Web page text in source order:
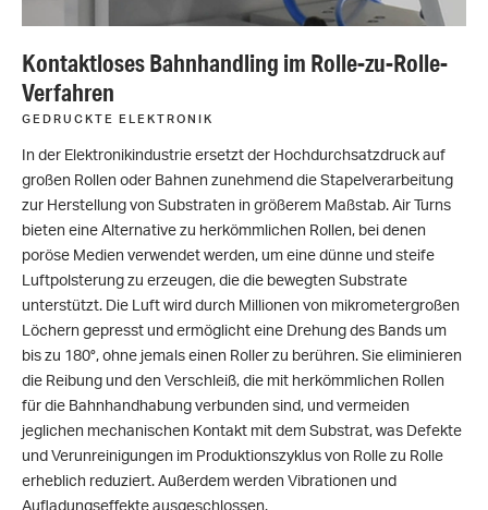
Kontaktloses Bahnhandling im Rolle-zu-Rolle-
Verfahren
GEDRUCKTE ELEKTRONIK
In der Elektronikindustrie ersetzt der Hochdurchsatzdruck auf
großen Rollen oder Bahnen zunehmend die Stapelverarbeitung
zur Herstellung von Substraten in größerem Maßstab. Air Turns
bieten eine Alternative zu herkömmlichen Rollen, bei denen
poröse Medien verwendet werden, um eine dünne und steife
Luftpolsterung zu erzeugen, die die bewegten Substrate
unterstützt. Die Luft wird durch Millionen von mikrometergroßen
Löchern gepresst und ermöglicht eine Drehung des Bands um
bis zu 180°, ohne jemals einen Roller zu berühren. Sie eliminieren
die Reibung und den Verschleiß, die mit herkömmlichen Rollen
für die Bahnhandhabung verbunden sind, und vermeiden
jeglichen mechanischen Kontakt mit dem Substrat, was Defekte
und Verunreinigungen im Produktionszyklus von Rolle zu Rolle
erheblich reduziert. Außerdem werden Vibrationen und
Aufladungseffekte ausgeschlossen.